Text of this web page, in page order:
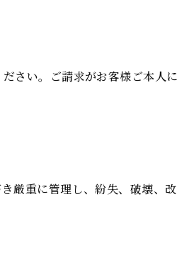
さい。ご請求がお客様ご本人
厳重に管理し、紛失、破壊、